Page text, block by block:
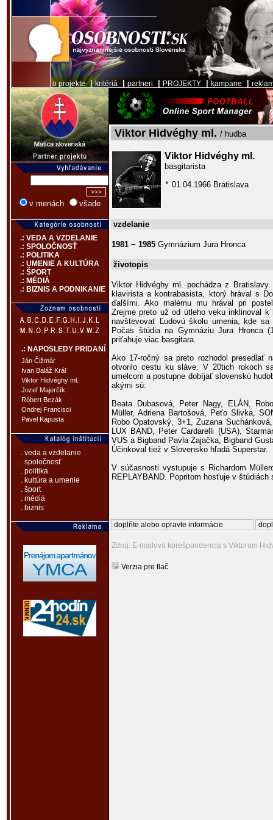
o projekte|kritériá partneri PROJEKTY kampane
v menách všade
.: VEDA A VZDELANIE
.: SPOLOČNOSŤ
.: POLITIKA
.: UMENIE A KULTÚRA
.: ŠPORT
.: MÉDIÁ
.: BIZNIS A PODNIKANIE
.: NAPOSLEDY PRIDANÍ
Ján Čižmár
Ivan Baláž Kráľ
Viktor Hidvéghy ml.
Jozef Majerčík
Róbert Bezák
Ondrej Francisci
Pavel Kapusta
. veda a vzdelanie
. spoločnosť
. politika
. kultúra a umenie
. šport
. médiá
. biznis
Viktor Hidvéghy ml. / hudba
Viktor Hidvéghy ml.
basgitarista
* 01.04.1966 Bratislava
vzdelanie
1981 − 1985 Gymnázium Jura Hronca
životopis
Viktor Hidvéghy ml. pochádza z
klavirista a kontrabasista, ktorý hrával s
ďalšími. Ako malému mu hrával pri
Zrejme preto už od útleho veku inklinoval
navštevovať Ľudovú školu umenia, kde
Počas štúdia na Gymnáziu Jura Hronca
priťahuje viac basgitara.
Ako 17-ročný sa preto rozhodol presedlať
otvorilo cestu ku sláve. V 20tich rokoch
umelcom a postupne dobíjať slovenskú
akými sú:
Beata Dubasová, Peter Nagy, ELÁN,
Müller, Adriena Bartošová, Peťo Slivka,
Robo Opatovský, 3+1, Zuzana
LUX BAND, Peter Cardarelli (USA),
VUS a Bigband Pavla Zajačka, Bigband
Účinkoval tiež v Slovensko hľadá Superstar.
V súčasnosti vystupuje s Richardom
REPLAYBAND. Popritom hosťuje v štúdiách
doplňte alebo opravte informácie
Zdroj: E-mailová korešpondencia s Viktorom
Verzia pre tlač